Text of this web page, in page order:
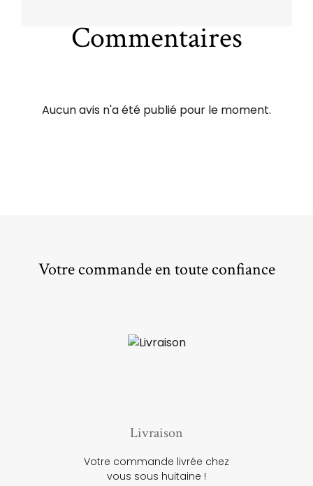
Commentaires
Aucun avis n'a été publié pour le moment.
Votre commande en toute confiance
Livraison
Votre commande livrée chez
vous sous huitaine !